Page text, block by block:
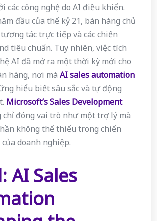
công nghệ do AI điều khiển.
đầu của thế kỷ 21, bán hàng chủ
tác trực tiếp và các chiến
tiêu chuẩn. Tuy nhiên, việc tích
AI đã mở ra một thời kỳ mới cho
hàng, nơi mà AI sales automation
hiểu biết sâu sắc và tự động
Microsoft’s Sales Development
đóng vai trò như một trợ lý mà
không thể thiếu trong chiến
doanh nghiệp.
AI Sales